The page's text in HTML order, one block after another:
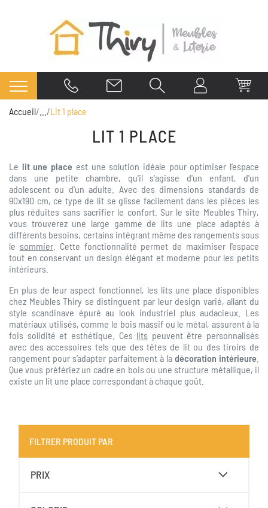
Accueil Lit 1 place
LIT 1 PLACE
Le lit une place est une solution idéale pour optimiser l’espace
dans une petite chambre, qu'il s'agisse d'un enfant, d'un
adolescent ou d'un adulte. Avec des dimensions standards de
90x190 cm, ce type de lit se glisse facilement dans les pièces les
plus réduites sans sacrifier le confort. Sur le site Meubles Thiry,
vous trouverez une large gamme de lits une place adaptés à
différents besoins, certains intégrant même des rangements sous
le sommier. Cette fonctionnalité permet de maximiser l'espace
tout en conservant un design élégant et moderne pour les petits
intérieurs.
En plus de leur aspect fonctionnel, les lits une place disponibles
chez Meubles Thiry se distinguent par leur design varié, allant du
style scandinave épuré au look industriel plus audacieux. Les
matériaux utilisés, comme le bois massif ou le métal, assurent à la
fois solidité et esthétique. Ces lits peuvent être personnalisés
avec des accessoires tels que des têtes de lit ou des tiroirs de
rangement pour s’adapter parfaitement à la décoration intérieure
Que vous préfériez un cadre en bois ou une structure métallique, il
existe un lit une place correspondant à chaque goût.
FILTRER PRODUIT PAR
PRIX